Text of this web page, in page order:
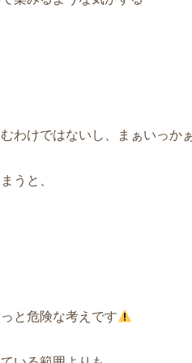
わけではないし、まぁいっか
うと、
と危険な考えです